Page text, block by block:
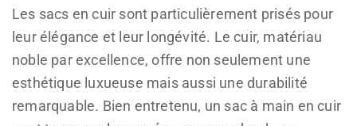
Les sacs en cuir sont particulièrement prisés pour
leur élégance et leur longévité. Le cuir, matériau
noble par excellence, offre non seulement une
esthétique luxueuse mais aussi une durabilité
remarquable. Bien entretenu, un sac à main en cuir